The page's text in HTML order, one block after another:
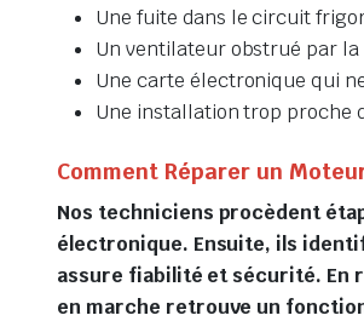
Une fuite dans le circuit
Un ventilateur obstrué par
Une carte électronique qui
Une installation trop proche
Comment Réparer un
Nos techniciens procèdent
électronique. Ensuite, ils
assure fiabilité et sécurité. En
en marche retrouve un